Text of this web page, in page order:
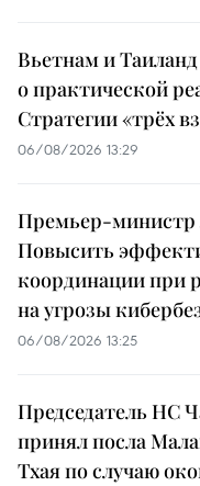
Вьетнам и
о практической
Стратегии «трёх
06/08/2026 13:29
Премьер-
Повысить
координации при
на угрозы
06/08/2026 13:25
Председатель НС
принял посла
Тхая по случаю